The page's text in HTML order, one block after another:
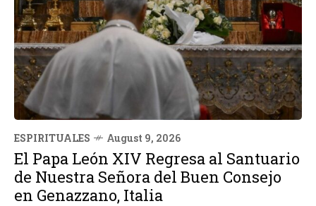
ESPIRITUALES August 9, 2026
El Papa León XIV Regresa al Santuario
de Nuestra Señora del Buen Consejo
en Genazzano, Italia